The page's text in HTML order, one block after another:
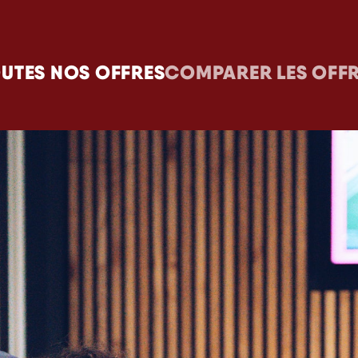
NOS OFFRESCOMPARER LES